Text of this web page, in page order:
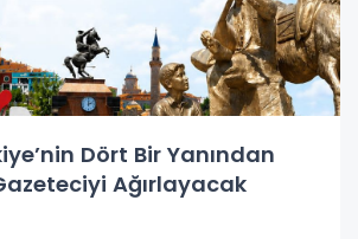
Dört Bir Yanından
Ağırlayacak